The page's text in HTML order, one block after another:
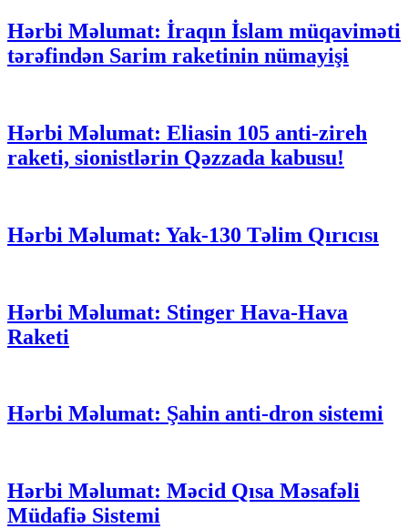
Hərbi Məlumat: İraqın İslam müqaviməti
tərəfindən Sarim raketinin nümayişi
Hərbi Məlumat: Eliasin 105 anti-zireh
raketi, sionistlərin Qəzzada kabusu!
Hərbi Məlumat: Yak-130 Təlim Qırıcısı
Hərbi Məlumat: Stinger Hava-Hava
Raketi
Hərbi Məlumat: Şahin anti-dron sistemi
Hərbi Məlumat: Məcid Qısa Məsafəli
Müdafiə Sistemi